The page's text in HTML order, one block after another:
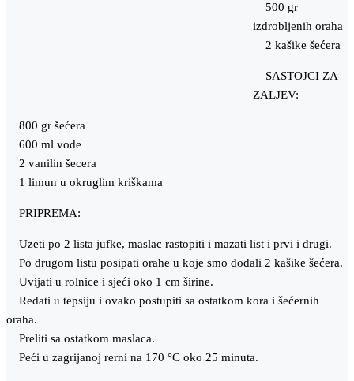
500 gr
izdrobljenih oraha
2 kašike šećera
SASTOJCI ZA
ZALJEV:
800 gr šećera
600 ml vode
2 vanilin šecera
1 limun u okruglim kriškama
PRIPREMA:
Uzeti po 2 lista jufke, maslac rastopiti i mazati list i prvi i drugi.
Po drugom listu posipati orahe u koje smo dodali 2 kašike šećera.
Uvijati u rolnice i sjeći oko 1 cm širine.
Redati u tepsiju i ovako postupiti sa ostatkom kora i šećernih
oraha.
Preliti sa ostatkom maslaca.
Peći u zagrijanoj rerni na 170 °C oko 25 minuta.